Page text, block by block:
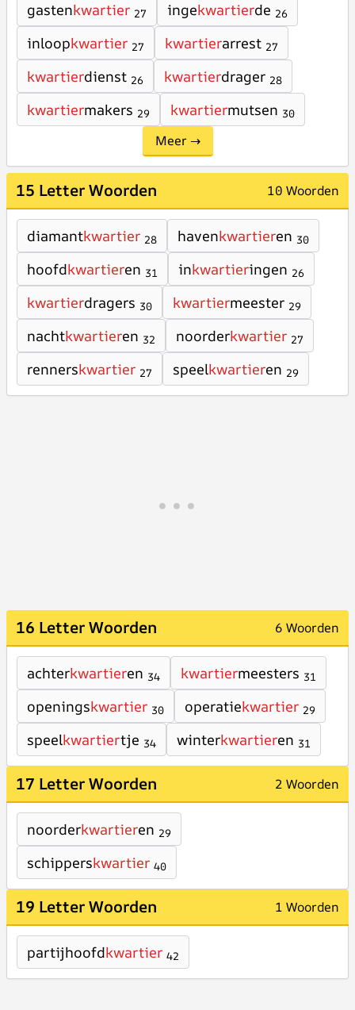
gastenkwartier 27 ingekwartierde 26
inloopkwartier 27 kwartierarrest 27
kwartierdienst 26 kwartierdrager 28
kwartiermakers 29 kwartiermutsen 30
Meer →
15 Letter Woorden 10 Woorden
diamantkwartier 28 havenkwartieren 30
hoofdkwartieren 31 inkwartieringen 26
kwartierdragers 30 kwartiermeester 29
nachtkwartieren 32 noorderkwartier 27
rennerskwartier 27 speelkwartieren 29
16 Letter Woorden 6 Woorden
achterkwartieren 34 kwartiermeesters 31
openingskwartier 30 operatiekwartier 29
speelkwartiertje 34 winterkwartieren 31
17 Letter Woorden 2 Woorden
noorderkwartieren 29
schipperskwartier 40
19 Letter Woorden 1 Woorden
partijhoofdkwartier 42